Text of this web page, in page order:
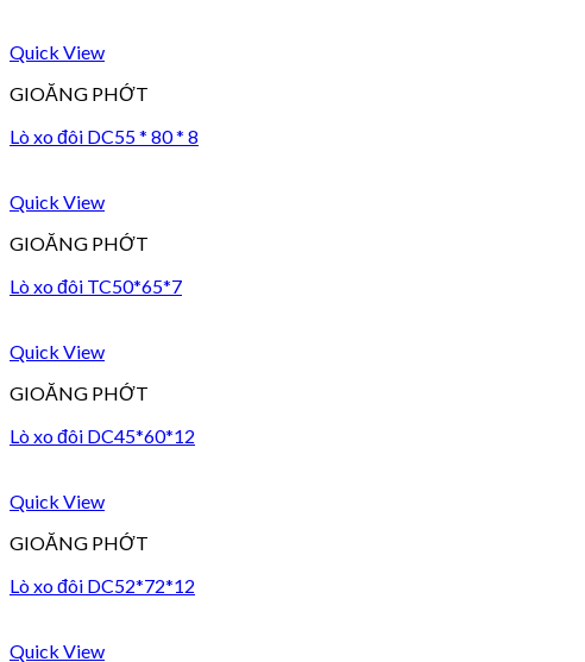
Quick View
GIOĂNG PHỚT
Lò xo đôi DC55 * 80 * 8
Quick View
GIOĂNG PHỚT
Lò xo đôi TC50*65*7
Quick View
GIOĂNG PHỚT
Lò xo đôi DC45*60*12
Quick View
GIOĂNG PHỚT
Lò xo đôi DC52*72*12
Quick View